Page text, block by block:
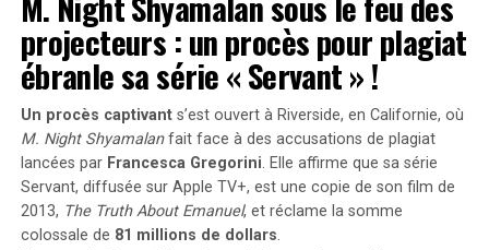
– Super !
Merci pour la visite,
les plus répandus en France plutôt qu’en hommage à
Victor Hugo », confie-t-il.
Une Enfance Entourée d’Autres « Hugo »
Dès son plus jeune âge, Hugo se retrouve entouré
d’autres enfants portant le même nom. Selon les
statistiques de l’Insee,7 694 garçons ont été
prénommés Hugo en 2000,faisant de ce prénom le
projecteurs : un procès pour plagiat
ébranle sa série « Servant » !
Un procès captivants’est ouvert à Riverside, en Californie, où
M. Night Shyamalanfait face à des accusations de plagiat
lancées par Francesca Gregorini. Elle affirme que sa série
Servant, diffusée sur Apple TV+, est une copie de son film de
2013, The Truth About Emanuel, et réclame la somme
colossale de 81 millions de dollars.